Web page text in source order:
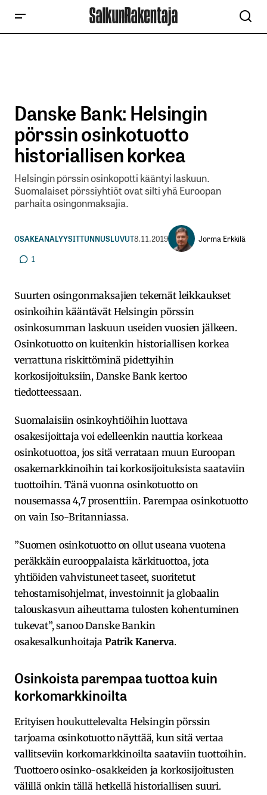
Danske Bank: Helsingin
pörssin osinkotuotto
historiallisen korkea
Helsingin pörssin osinkopotti kääntyi laskuun.
Suomalaiset pörssiyhtiöt ovat silti yhä Euroopan
parhaita osingonmaksajia.
OSAKEANALYYSITTUNNUSLUVUT8.11.2019
Jorma Erkkilä
1
Suurten osingonmaksajien tekemät leikkaukset
osinkoihin kääntävät Helsingin pörssin
osinkosumman laskuun useiden vuosien jälkeen.
Osinkotuotto on kuitenkin historiallisen korkea
verrattuna riskittöminä pidettyihin
korkosijoituksiin, Danske Bank kertoo
tiedotteessaan.
Suomalaisiin osinkoyhtiöihin luottava
osakesijoittaja voi edelleenkin nauttia korkeaa
osinkotuottoa, jos sitä verrataan muun Euroopan
osakemarkkinoihin tai korkosijoituksista saataviin
tuottoihin. Tänä vuonna osinkotuotto on
nousemassa 4,7 prosenttiin. Parempaa osinkotuotto
on vain Iso-Britanniassa.
”Suomen osinkotuotto on ollut useana vuotena
peräkkäin eurooppalaista kärkituottoa, jota
yhtiöiden vahvistuneet taseet, suoritetut
tehostamisohjelmat, investoinnit ja globaalin
talouskasvun aiheuttama tulosten kohentuminen
tukevat”, sanoo Danske Bankin
osakesalkunhoitaja Patrik Kanerva.
Osinkoista parempaa tuottoa kuin
korkomarkkinoilta
Erityisen houkuttelevalta Helsingin pörssin
tarjoama osinkotuotto näyttää, kun sitä vertaa
vallitseviin korkomarkkinoilta saataviin tuottoihin.
Tuottoero osinko-osakkeiden ja korkosijoitusten
välillä onkin tällä hetkellä historiallisen suuri.